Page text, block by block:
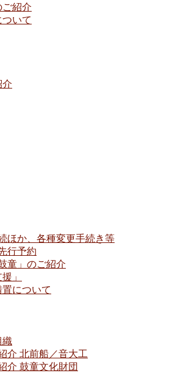
紹介
いて
介
ほか、各種変更手続き等
行予約
童」のご紹介
」
について
織
介 北前船／音大工
介 鼓童文化財団